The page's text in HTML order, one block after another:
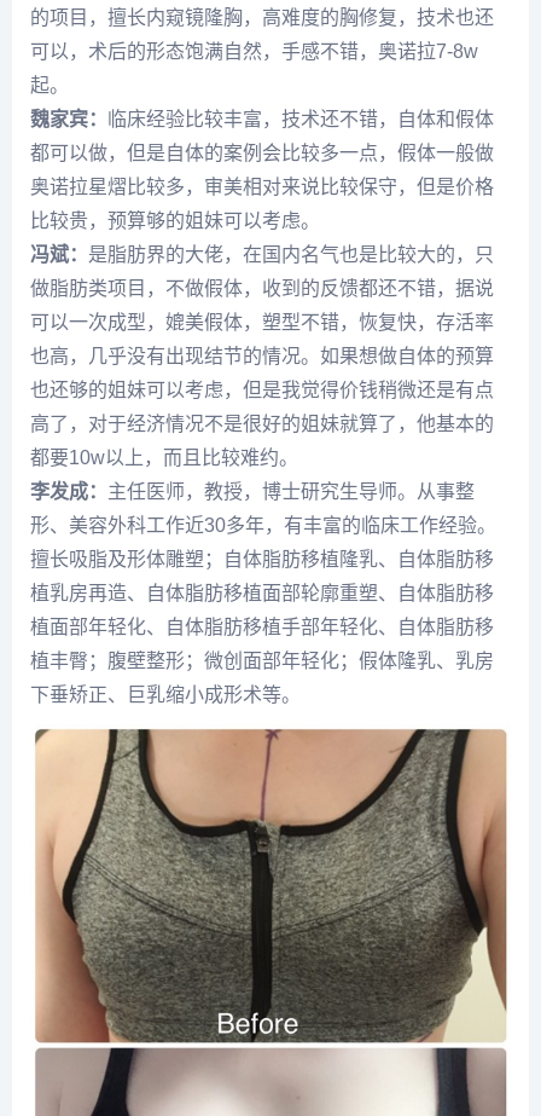
的项目，擅长内窥镜隆胸，高难度的胸修复，技术也还
可以，术后的形态饱满自然，手感不错，奥诺拉7-8w
起。
魏家宾：
临床经验比较丰富，技术还不错，自体和假体
都可以做，但是自体的案例会比较多一点，假体一般做
奥诺拉星熠比较多，审美相对来说比较保守，但是价格
比较贵，预算够的姐妹可以考虑。
冯斌： 是脂肪界的大佬，在国内名气也是比较大的，只
做脂肪类项目，不做假体，收到的反馈都还不错，据说
可以一次成型，媲美假体，塑型不错，恢复快，存活率
也高，几乎没有出现结节的情况。如果想做自体的预算
也还够的姐妹可以考虑，但是我觉得价钱稍微还是有点
高了，对于经济情况不是很好的姐妹就算了，他基本的
都要10w以上，而且比较难约。
李发成： 主任医师，教授，博士研究生导师。从事整
形、美容外科工作近30多年，有丰富的临床工作经验。
擅长吸脂及形体雕塑；自体脂肪移植隆乳、自体脂肪移
植乳房再造、自体脂肪移植面部轮廓重塑、自体脂肪移
植面部年轻化、自体脂肪移植手部年轻化、自体脂肪移
植丰臀；腹壁整形；微创 面部年轻化；假体隆乳、乳房
下垂矫正、巨乳缩小成形术等。